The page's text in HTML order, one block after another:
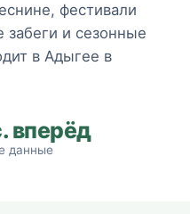
фестивали
забеги и сезонные
в Адыгее в
вперёд
данные